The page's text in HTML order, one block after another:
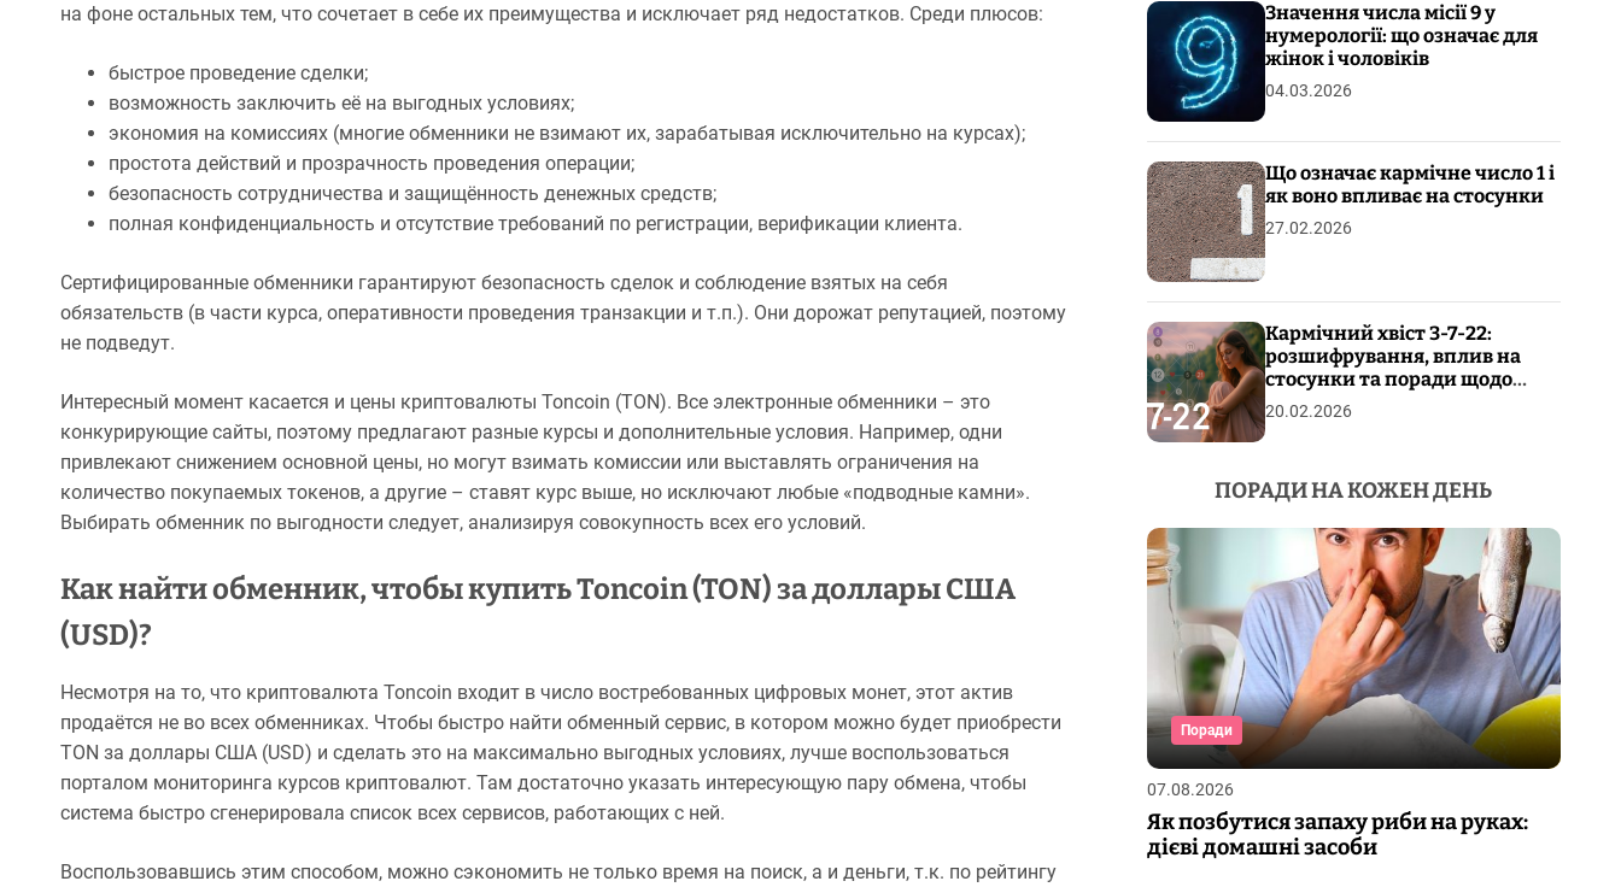
на фоне остальных тем, что сочетает в себе их преимущества и исключает ряд недостатков. Среди плюсов:
быстрое проведение сделки;
возможность заключить её на выгодных условиях;
экономия на комиссиях (многие обменники не взимают их, зарабатывая исключительно на курсах);
простота действий и прозрачность проведения операции;
безопасность сотрудничества и защищённость денежных средств;
полная конфиденциальность и отсутствие требований по регистрации, верификации клиента.
Сертифицированные обменники гарантируют безопасность сделок и соблюдение взятых на себя
обязательств (в части курса, оперативности проведения транзакции и т.п.). Они дорожат репутацией, поэтому
не подведут.
Интересный момент касается и цены криптовалюты Toncoin (TON). Все электронные обменники – это
конкурирующие сайты, поэтому предлагают разные курсы и дополнительные условия. Например, одни
привлекают снижением основной цены, но могут взимать комиссии или выставлять ограничения на
количество покупаемых токенов, а другие – ставят курс выше, но исключают любые «подводные камни».
Выбирать обменник по выгодности следует, анализируя совокупность всех его условий.
Как найти обменник, чтобы купить Toncoin (TON) за доллары США
(USD)?
Несмотря на то, что криптовалюта Toncoin входит в число востребованных цифровых монет, этот актив
продаётся не во всех обменниках. Чтобы быстро найти обменный сервис, в котором можно будет приобрести
TON за доллары США (USD) и сделать это на максимально выгодных условиях, лучше воспользоваться
порталом мониторинга курсов криптовалют. Там достаточно указать интересующую пару обмена, чтобы
система быстро сгенерировала список всех сервисов, работающих с ней.
Воспользовавшись этим способом, можно сэкономить не только время на поиск, а и деньги, т.к. по рейтингу
Значення числа місії 9 у
нумерології: що означає для
жінок і чоловіків
04.03.2026
Що означає кармічне число 1 і
як воно впливає на стосунки
27.02.2026
Кармічний хвіст 3-7-22:
розшифрування, вплив на
стосунки та поради щодо
пропрацювання
20.02.2026
ПОРАДИ НА КОЖЕН ДЕНЬ
Поради
07.08.2026
Як позбутися запаху риби на руках:
дієві домашні засоби